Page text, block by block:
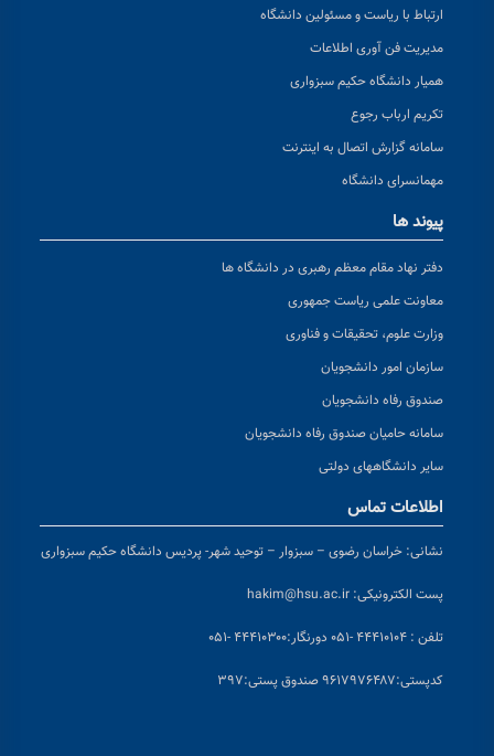
ارتباط با ریاست و مسئولین دانشگاه
مدیریت فن آوری اطلاعات
همیار دانشگاه حکیم سبزواری
تکریم ارباب رجوع
سامانه گزارش اتصال به اینترنت
مهمانسرای دانشگاه
پیوند ها
دفتر نهاد مقام معظم رهبری در دانشگاه ها
معاونت علمی ریاست جمهوری
وزارت علوم، تحقیقات و فناوری
سازمان امور دانشجویان
صندوق رفاه دانشجویان
سامانه حامیان صندوق رفاه دانشجویان
سایر دانشگاههای دولتی
اطلاعات تماس
نشانی: خراسان رضوی – سبزوار – توحید شهر- پردیس دانشگاه حکیم سبزواری
پست الکترونیکی: hakim@hsu.ac.ir
تلفن : ۴۴۴۱۰۱۰۴ -۰۵۱ دورنگار:۴۴۴۱۰۳۰۰ -۰۵۱
کدپستی:۹۶۱۷۹۷۶۴۸۷ صندوق پستی:۳۹۷